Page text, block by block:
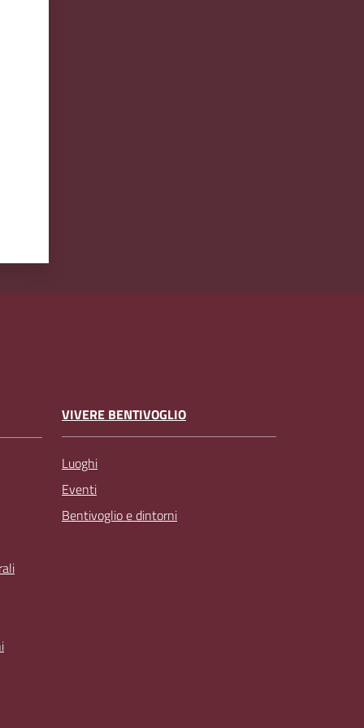
VIVERE BENTIVOGLIO
Luoghi
Eventi
Bentivoglio e dintorni